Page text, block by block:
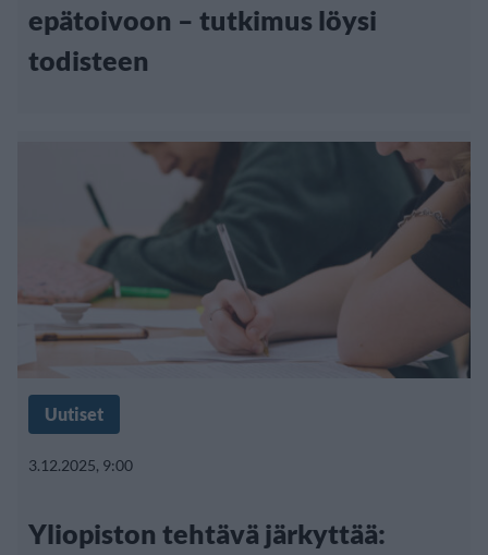
epätoivoon – tutkimus löysi
todisteen
Uutiset
3.12.2025, 9:00
Yliopiston tehtävä järkyttää: